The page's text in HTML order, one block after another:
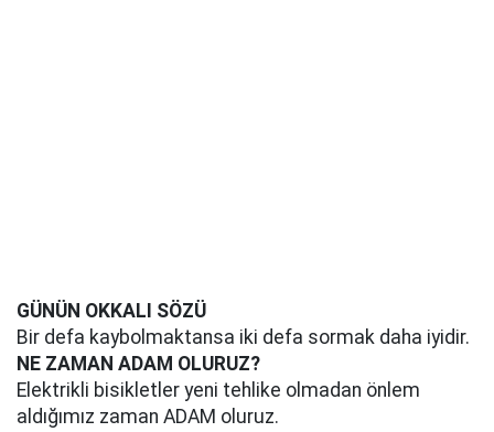
GÜNÜN OKKALI SÖZÜ
Bir defa kaybolmaktansa iki defa sormak daha iyidir.
NE ZAMAN ADAM OLURUZ?
Elektrikli bisikletler yeni tehlike olmadan önlem
aldığımız zaman ADAM oluruz.